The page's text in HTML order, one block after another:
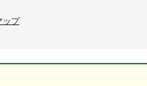
ップ